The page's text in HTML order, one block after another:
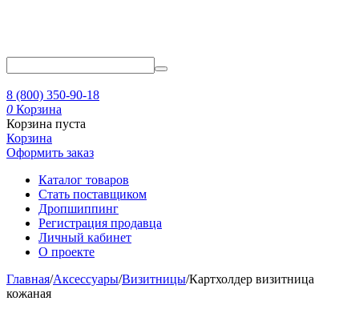
8 (800) 350-90-18
0 Корзина
Корзина пуста
Корзина
Оформить заказ
Каталог товаров
Стать поставщиком
Дропшиппинг
Регистрация продавца
Личный кабинет
О проекте
Главная/Аксессуары/Визитницы/Картхолдер визитница
кожаная